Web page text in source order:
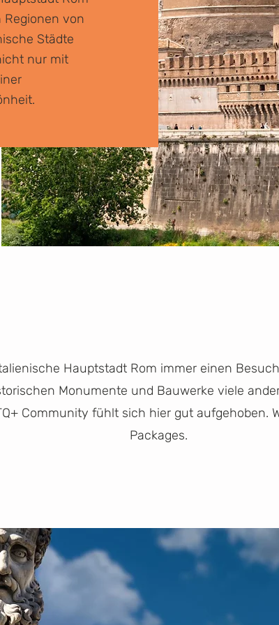
von
Städte
nur mit
Hauptstadt Rom immer einen
Monumente und Bauwerke viele
Community fühlt sich hier gut aufgehoben.
Packages.